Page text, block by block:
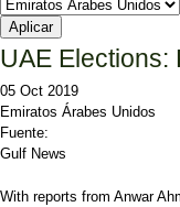
UAE Elections:
05 Oct 2019
Emiratos Árabes Unidos
Fuente:
Gulf News
With reports from Anwar